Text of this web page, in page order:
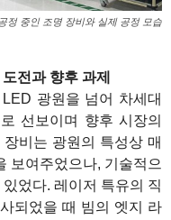
정 중인 조명 장비와 실제 공정 모습
전과 향후 과제
광원을 넘어 차세대
선보이며 향후 시장의
비는 광원의 특성상 매
보여주었으나, 기술적으
었다. 레이저 특유의 직
되었을 때 빔의 엣지 라